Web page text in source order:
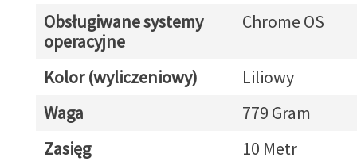
Obsługiwane systemy
operacyjne
Chrome OS
Kolor (wyliczeniowy)
Liliowy
Waga
779 Gram
Zasięg
10 Metr